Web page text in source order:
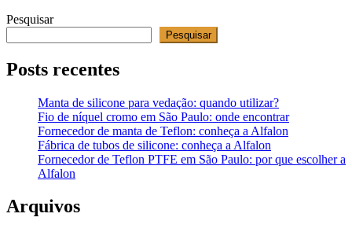
Pesquisar
Pesquisar
Posts recentes
Manta de silicone para vedação: quando utilizar?
Fio de níquel cromo em São Paulo: onde encontrar
Fornecedor de manta de Teflon: conheça a Alfalon
Fábrica de tubos de silicone: conheça a Alfalon
Fornecedor de Teflon PTFE em São Paulo: por que escolher a
Alfalon
Arquivos